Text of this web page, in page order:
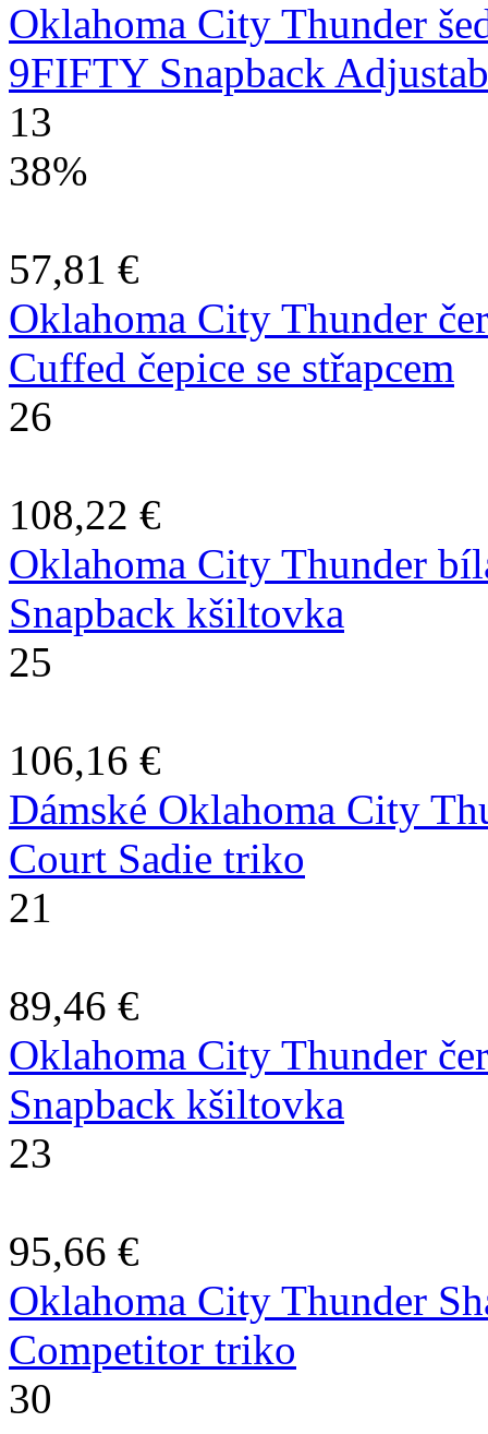
Oklahoma City Thunder
9FIFTY Snapback
13
38%
57,81 €
Oklahoma City Thunder
Cuffed čepice se střapcem
26
108,22 €
Oklahoma City Thunder
Snapback kšiltovka
25
106,16 €
Dámské Oklahoma City
Court Sadie triko
21
89,46 €
Oklahoma City Thunder
Snapback kšiltovka
23
95,66 €
Oklahoma City Thunder
Competitor triko
30